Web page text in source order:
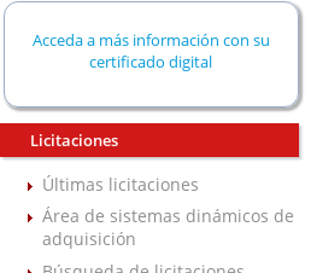
Acceda a más información con su
certificado digital
Licitaciones
Últimas licitaciones
Área de sistemas dinámicos de
adquisición